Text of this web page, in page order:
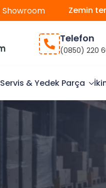
Showroom Zemin
Telefon
(0850) 220
Servis & Yedek Parça